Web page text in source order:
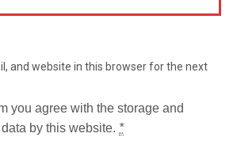
and website in this browser for the next
you agree with the storage and
by this website. *